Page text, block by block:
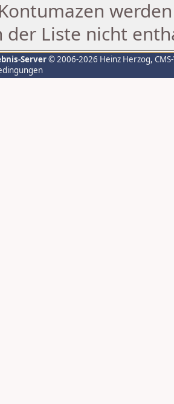
Kontumazen
der Liste nicht
Server© 2006-2026 Heinz Herzog,